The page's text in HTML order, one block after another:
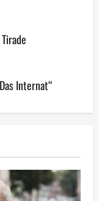
Internat“